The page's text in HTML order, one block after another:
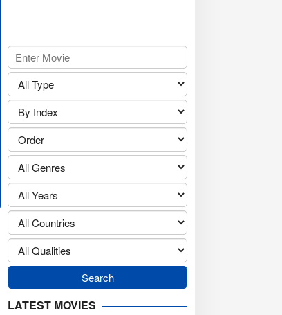
LATEST MOVIES